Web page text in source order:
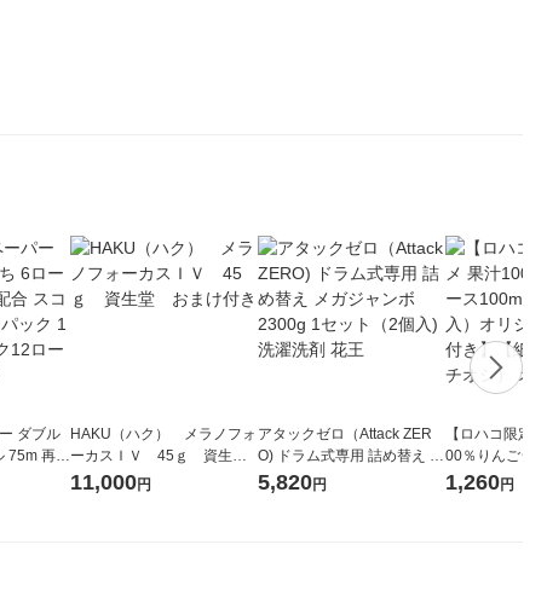
ダブル
ラワー
ック12
HAKU（ハク） メラノフォ
ーカスＩＶ 45ｇ 資生
堂 おまけ付き
11,000円
アタックゼロ（Attack ZER
O) ドラム式専用 詰め替え メ
ガジャンボ 2300g 1セット
（2個入) 洗濯洗剤 花王
5,820円
【ロハコ限定
00％りんごジ
箱（18本入）
【クイズ付き
1,260円